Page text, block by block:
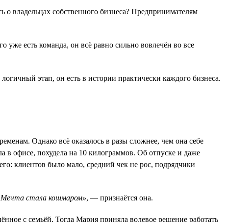
о владельцах собственного бизнеса? Предпринимателям
уже есть команда, он всё равно сильно вовлечён во все
этап, он есть в истории практически каждого бизнеса.
Однако всё оказалось в разы сложнее, чем она себе
в офисе, похудела на 10 килограммов. Об отпуске и даже
клиентов было мало, средний чек не рос, подрядчики
Мечта стала кошмаром», — признаётся она.
с семьёй. Тогда Мария приняла волевое решение работать